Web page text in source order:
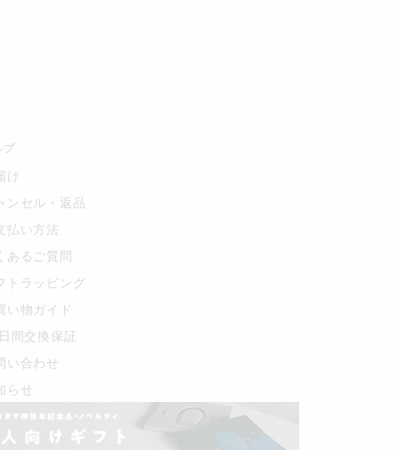
プ
け
ンセル・返品
払い方法
あるご質問
トラッピング
い物ガイド
間交換保証
い合わせ
らせ